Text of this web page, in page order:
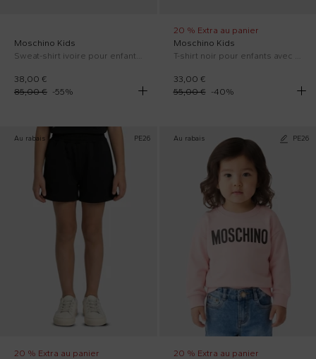
Moschino Kids
Sweat-shirt ivoire pour enfants avec Teddy Bear
38,00 €
85,00 € -55%
20 % Extra au panier
Moschino Kids
T-shirt noir pour enfants avec Teddy Bear
33,00 €
55,00 €
-40%
Au rabais PE26
20 % Extra au panier
Au rabais PE26
20 % Extra au panier